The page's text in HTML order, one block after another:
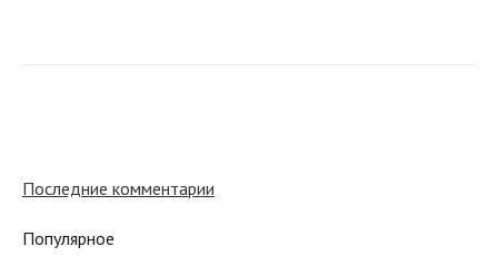
Последние комментарии
Популярное